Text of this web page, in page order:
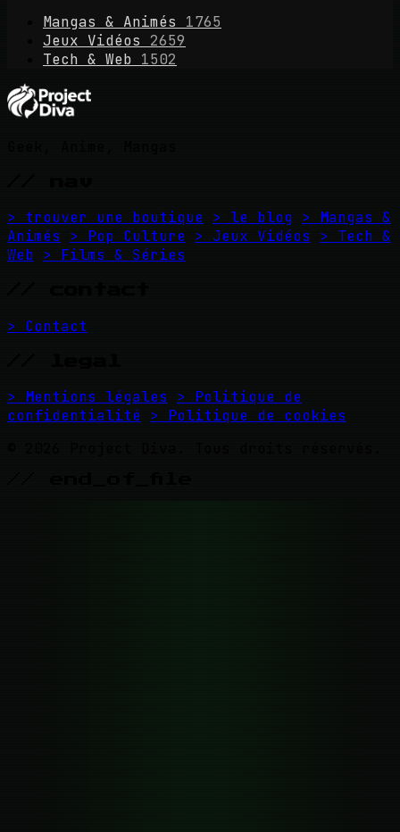
Mangas & Animés
1765
Jeux Vidéos
2659
Tech & Web 1502
> trouver une boutique > le blog > Mangas &
Animés
> Pop Culture > Jeux Vidéos
> Tech &
Web > Films & Séries
> Contact
> Mentions légales
> Politique de
confidentialité > Politique de cookies